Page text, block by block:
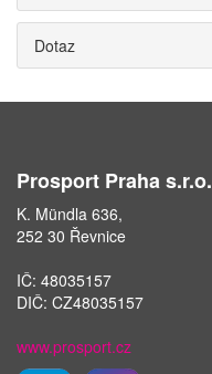
Dotaz
Prosport Praha s.r.o.
K. Mündla 636,
252 30 Řevnice
IČ: 48035157
DIČ: CZ48035157
www.prosport.cz